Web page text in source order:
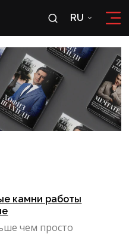
RU
RU
OʻZ
камни работы
чем просто